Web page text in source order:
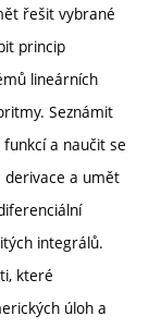
řešit vybrané
princip
lineárních
Seznámit
a naučit se
derivace a umět
integrálů.
které
úloh a